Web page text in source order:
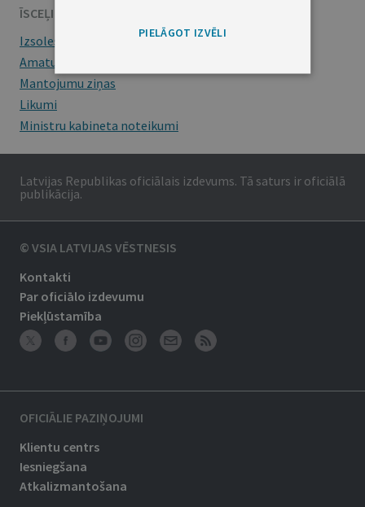
ĪSCEĻI
Izsoles
Amatu konkursi
Mantojumu ziņas
Likumi
Ministru kabineta noteikumi
Latvijas Republikas oficiālais izdevums. Tā saturs ir oficiālā
publikācija.
© VSIA LATVIJAS VĒSTNESIS
Kontakti
Par oficiālo izdevumu
Piekļūstamība
OFICIĀLIE PAZIŅOJUMI
Klientu centrs
Iesniegšana
Atkalizmantošana
PIELĀGOT IZVĒLI